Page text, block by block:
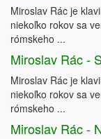
Miroslav Rác je
niekoľko rokov sa
rómskeho ...
Miroslav Rác -
Miroslav Rác je
niekoľko rokov sa
rómskeho ...
Miroslav Rác -